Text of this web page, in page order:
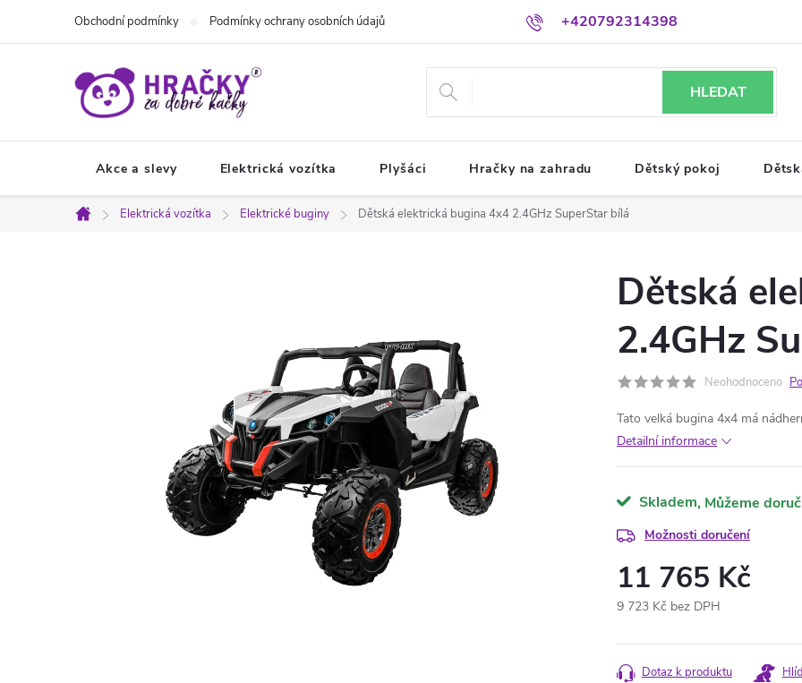
+420792314398
Obchodní podmínky Podmínky ochrany osobních údajů
HLEDAT
Akce a slevy Elektrická vozítka Plyšáci Hračky na zahradu Dětský pokoj
Domů
Elektrická vozítka Elektrické buginy Dětská elektrická bugina 4x4 2.4GHz SuperStar bílá
Dětská
2.4GHz
Neohodnoceno
Tato velká bugina 4x4 má
Detailní informace
Skladem
Možnosti doručení
11 765 Kč
9 723 Kč bez DPH
cena:
Dotaz k produktu